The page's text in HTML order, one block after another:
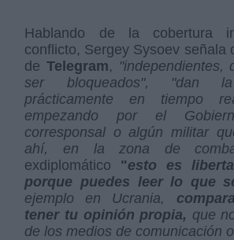
Hablando de la cobertura
conflicto, Sergey Sysoev señala
deTelegram, "independientes,
ser bloqueados", "dan la
prácticamente en tiempo
empezando por el
corresponsal o algún militar
ahí, en la zona de
exdiplomático "esto es
porque puedes leer lo que
ejemplo en Ucrania,
tener tu opinión propia, que
de los medios de comunicación